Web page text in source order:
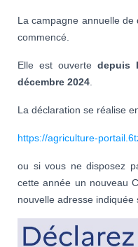
La campagne annuelle
commencé.
Elle est ouverte depuis
décembre 2024
La déclaration se réalise
https://agriculture-
ou si vous ne disposez
cette année un nouveau
nouvelle adresse indiquée